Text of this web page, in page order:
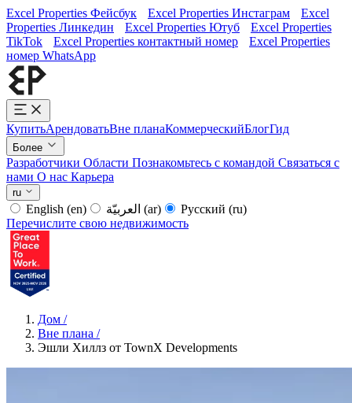
Excel Properties Фейсбук Excel Properties Инстаграм
Excel
Properties Линкедин
Excel Properties Ютуб
Excel Properties
TikTok
Excel Properties контактный номер
Excel Properties
номер WhatsApp
КупитьАрендоватьВне планаКоммерческийБлогГид
Более
Разработчики Области Познакомьтесь с командой Связаться с
нами О нас Карьера
ru
English (en) (ar) Русский (ru)
Перечислите свою недвижимость
Дом /
Вне плана /
Эшли Хиллз от TownX Developments